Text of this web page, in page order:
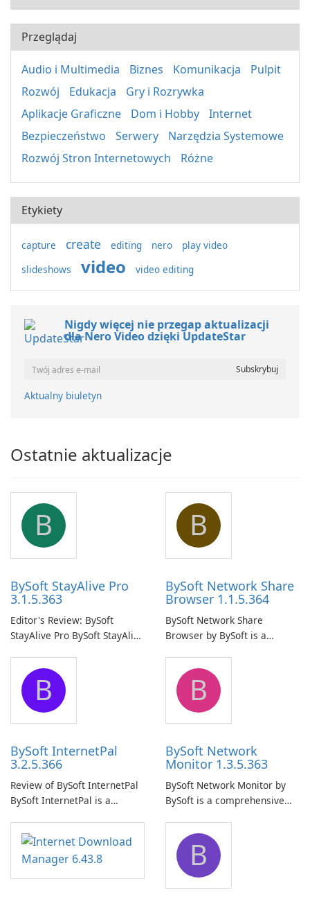
Przeglądaj
Audio i Multimedia Biznes Komunikacja
Pulpit
Rozwój
Edukacja
Gry i Rozrywka
Aplikacje Graficzne
Dom i Hobby
Internet
Bezpieczeństwo
Serwery
Narzędzia Systemowe
Rozwój Stron Internetowych
Różne
Etykiety
capture create editing nero
play video
slideshows
video video editing
Nigdy więcej nie przegap aktualizacji
dla Nero Video dzięki UpdateStar
Aktualny biuletyn
Ostatnie aktualizacje
B
BySoft StayAlive Pro
3.1.5.363
Editor's Review: BySoft
StayAlive Pro BySoft StayAlive
application designed to
ensure the continuous and
uninterrupted operation of
your computer system.
B
BySoft Network Share
Browser 1.1.5.364
BySoft Network Share
Browser by BySoft is a
application that allows users
to easily browse and manage
shared folders on their
network.
B
BySoft InternetPal
3.2.5.366
Review of BySoft InternetPal
BySoft InternetPal is a
application designed to
monitor your internet
connection and provide real-
time insights into its
B
BySoft Network
Monitor 1.3.5.363
BySoft Network Monitor by
BySoft is a comprehensive
designed to help businesses
effectively manage their
network infrastructure.
B